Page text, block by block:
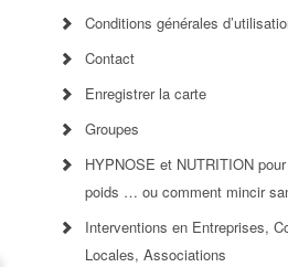
Conditions générales
Contact
Enregistrer la carte
Groupes
HYPNOSE et NUTRITION
poids … ou comment mincir
Interventions en Entreprises,
Locales, Associations